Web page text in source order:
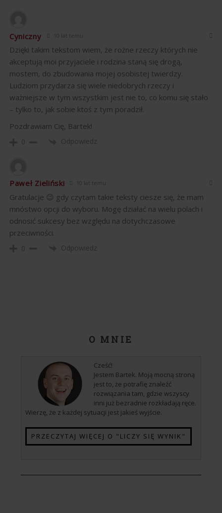
Cyniczny 10 lat temu
Dzięki takim tekstom wiem, że rożne rzeczy których nie
akceptują moi przyjaciele i rodzina staną się drogą,
mostem, do zbudowania mojej osobistej twierdzy.
Ludziom przydarza się wiele niedobrych rzeczy i
ważniejsze w tym wszystkim jest nie to, co komu się stało
– tylko to, jak sobie ktoś z tym poradził.
Pozdrawiam Cię, Bartek!
0 Odpowiedz
Paweł Zieliński 10 lat temu
Gratulacje 😉 gdy czytam takie teksty ciesze się, że mam
mnóstwo opcji do wyboru. Mogę działać na wielu polach i
odnosić sukcesy bez względu na dotychczasowe
przeciwności.
0 Odpowiedz
O MNIE
Cześć!
Jestem Bartek. Moją mocną stroną
jest to, że potrafię znaleźć
rozwiązania tam, gdzie wszyscy
inni już bezradnie rozkładają ręce.
Wierzę, że z każdej sytuacji jest jakieś wyjście.
PRZECZYTAJ WIĘCEJ O "LICZY SIĘ WYNIK"